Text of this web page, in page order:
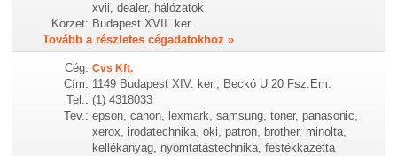
xvii, dealer, hálózatok
Körzet: Budapest XVII. ker.
Tovább a részletes cégadatokhoz »
Cég: Cvs Kft.
Cím: 1149 Budapest XIV. ker., Beckó U 20 Fsz.Em.
Tel.: (1) 4318033
Tev.: epson, canon, lexmark, samsung, toner, panasonic,
xerox, irodatechnika, oki, patron, brother, minolta,
kellékanyag, nyomtatástechnika, festékkazetta